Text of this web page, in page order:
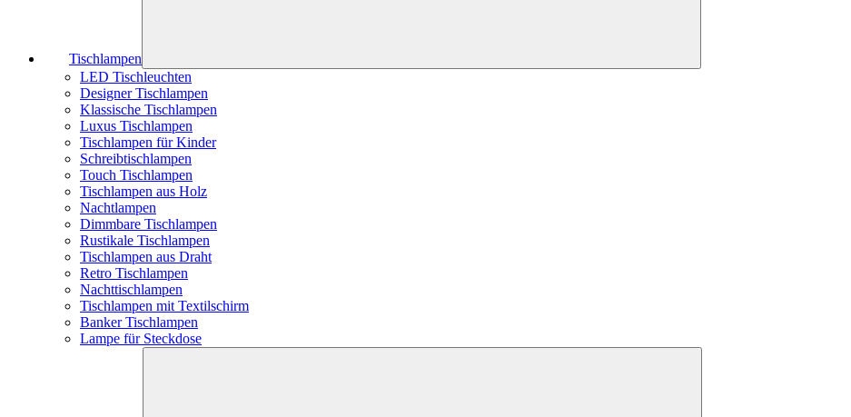
Tischlampen
LED Tischleuchten
Designer Tischlampen
Klassische Tischlampen
Luxus Tischlampen
Tischlampen für Kinder
Schreibtischlampen
Touch Tischlampen
Tischlampen aus Holz
Nachtlampen
Dimmbare Tischlampen
Rustikale Tischlampen
Tischlampen aus Draht
Retro Tischlampen
Nachttischlampen
Tischlampen mit Textilschirm
Banker Tischlampen
Lampe für Steckdose